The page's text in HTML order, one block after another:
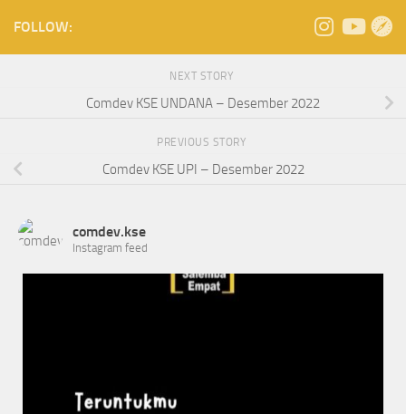
FOLLOW:
NEXT STORY
Comdev KSE UNDANA – Desember 2022
PREVIOUS STORY
Comdev KSE UPI – Desember 2022
comdev.kse
Instagram feed